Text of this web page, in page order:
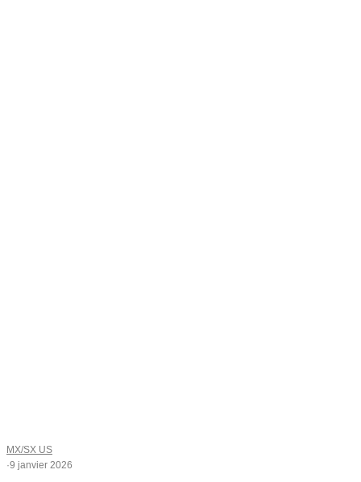
MX/SX US
·9 janvier 2026